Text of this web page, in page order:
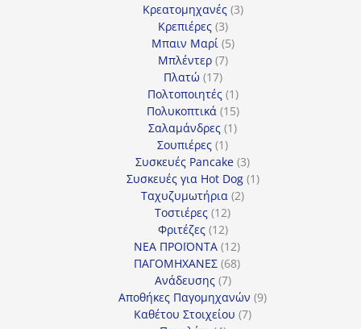
προϊόν
Κρεατομηχανές 33
Κρεπιέρες 33
προϊόντα
Μπαιν Μαρί 55
Μπλέντερ 77
Πλατώ 1717
προϊόντα
Πολτοποιητές 11
προϊόν
Πολυκοπτικά 1515
προϊόντα
Σαλαμάνδρες 11
Σουπιέρες 11
προϊόν
Συσκευές Pancake 33
προϊόντα
Συσκευές για Hot Dog 11
Ταχυζυμωτήρια 22
Τοστιέρες 1212
προϊόντα
Φριτέζες 1212
προϊόντα
ΝΕΑ ΠΡΟΪΟΝΤΑ 1212
προϊόντα
ΠΑΓΟΜΗΧΑΝΕΣ 6868
Ανάδευσης 77
προϊόντα
Αποθήκες Παγομηχανών 99
Καθέτου Στοιχείου 77